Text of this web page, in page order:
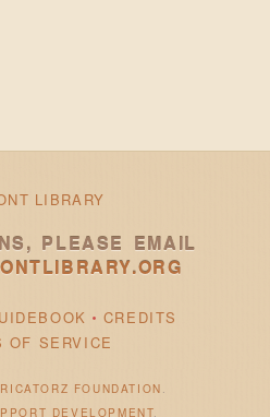
LIBRARY
PLEASE EMAIL
CREDITS
OF SERVICE
FOUNDATION .
DEVELOPMENT.